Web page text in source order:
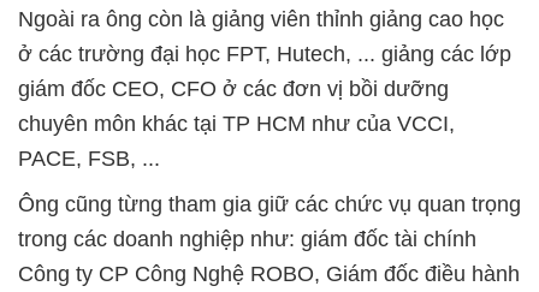
Ngoài ra ông còn là giảng viên thỉnh giảng cao học
ở các trường đại học FPT, Hutech, ... giảng các lớp
giám đốc CEO, CFO ở các đơn vị bồi dưỡng
chuyên môn khác tại TP HCM như của VCCI,
PACE, FSB, ...
Ông cũng từng tham gia giữ các chức vụ quan trọng
trong các doanh nghiệp như: giám đốc tài chính
Công ty CP Công Nghệ ROBO, Giám đốc điều hành